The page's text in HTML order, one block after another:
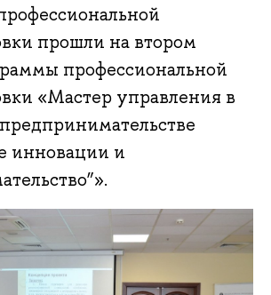
прошли на втором
профессиональной
«Мастер управления в
инновации и